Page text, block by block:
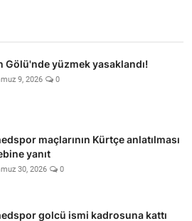
Gölü'nde yüzmek yasaklandı!
9, 2026 0
maçlarının Kürtçe anlatılması
yanıt
30, 2026 0
golcü ismi kadrosuna kattı